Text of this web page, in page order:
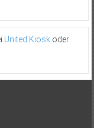
United Kioskoder